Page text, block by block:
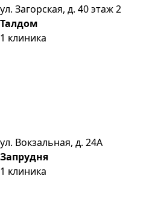
ул. Загорская, д. 40 этаж 2
Талдом
1 клиника
ул. Вокзальная, д. 24А
Запрудня
1 клиника